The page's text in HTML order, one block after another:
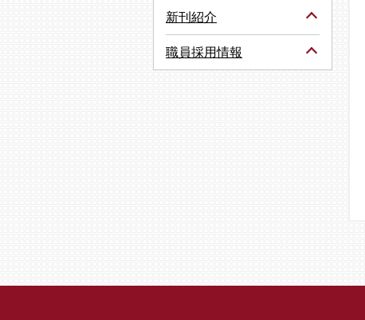
新刊紹介
職員採用情報